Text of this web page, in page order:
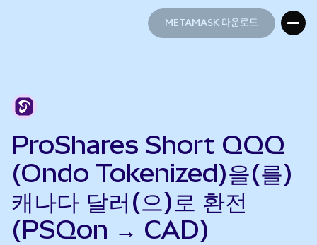
METAMASK 다운로드
ProShares Short QQQ
(Ondo Tokenized)을(를)
캐나다 달러(으)로 환전
(PSQon → CAD)